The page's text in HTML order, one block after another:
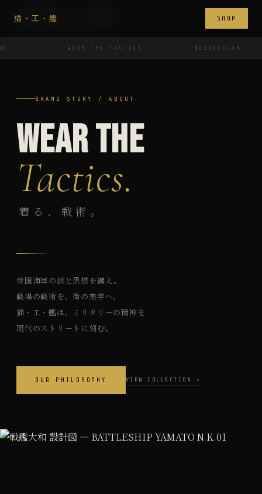
NECO
猫・工・艦 SHOP
WEAR THE TACTICS NECOKOUCAN
BRAND STORY / ABOUT
WEAR THE
Tactics.
着る、戦術。
帝国海軍の鉄と思想を纏え。
戦場の戦術を、街の美学へ。
猫・工・艦は、ミリタリーの精神を
現代のストリートに刻む。
OUR PHILOSOPHY VIEW COLLECTION →